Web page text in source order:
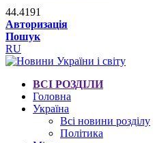
44.4191
Авторизація
Пошук
RU
ВСІ РОЗДІЛИ
Головна
Україна
Всі новини розділу
Політика